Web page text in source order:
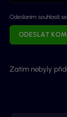
Odeslaním souhlasíš se
ODESLAT
Zatím nebyly